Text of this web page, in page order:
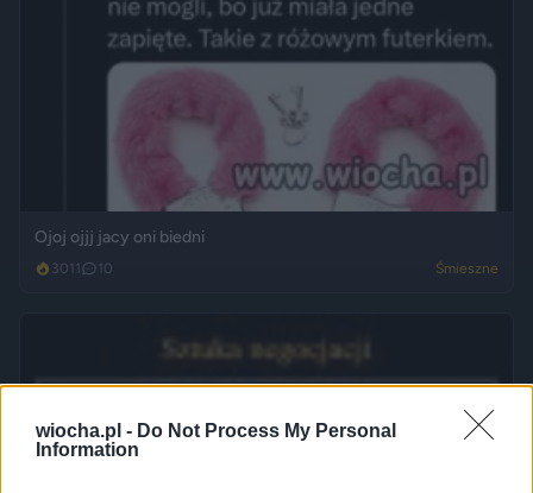
wiocha.pl - Do Not Process My Personal
Information
Ojoj ojjj jacy oni biedni
3011 10 Śmieszne